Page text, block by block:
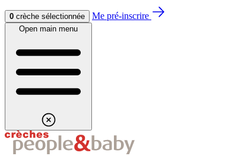
Aller au contenuAller au footer
0 crèche sélectionnée Me pré-inscrire
Open main menu